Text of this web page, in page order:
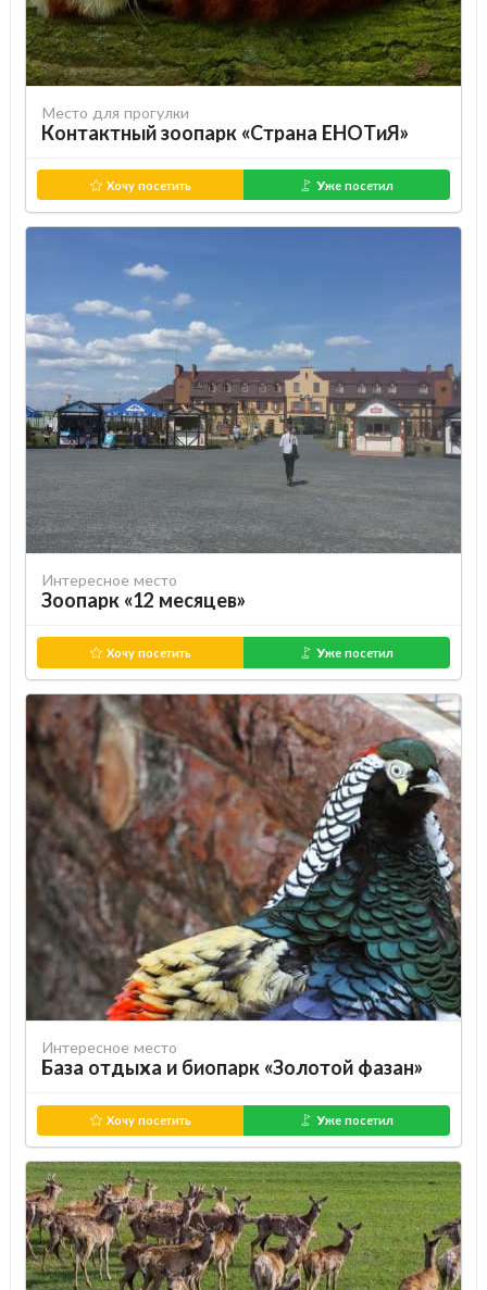
Место для прогулки
Контактный зоопарк «Страна ЕНОТиЯ»
Хочу посетить Уже посетил
Интересное место
Зоопарк «12 месяцев»
Хочу посетить Уже посетил
Интересное место
База отдыха и биопарк «Золотой фазан»
Хочу посетить Уже посетил